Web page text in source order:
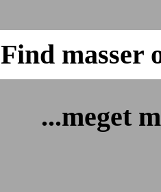
Find masser
...meget